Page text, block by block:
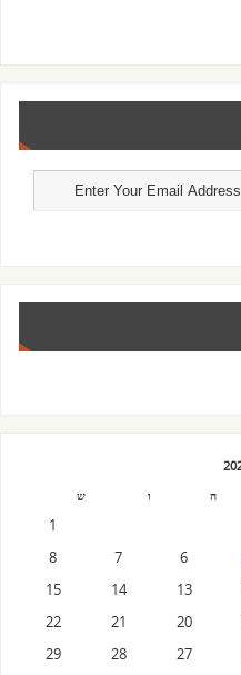
ה ו ש
1
6
7
8
13
14
15
20
21
22
27
28
29